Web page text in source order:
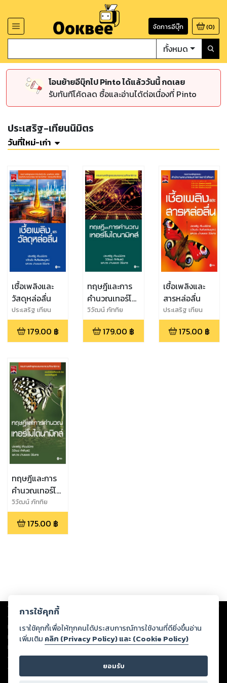
จัดการอีบุ๊ก (0)
ทั้งหมด
โอนย้ายอีบุ๊กไป Pinto ได้แล้ววันนี้ กดเลย
รับทันทีโค้ดลด ซื้อและอ่านได้ต่อเนื่องที่ Pinto
ประเสริฐ-เทียนนิมิตร
วันที่ใหม่-เก่า
เชื้อเพลิงและ
วัสดุหล่อลื่น
ประเสริฐ เทียน
นิมิตร,ขวัญชัย สิน
ทิพย์สมบูรณ์,
ผศ.ดร. ปานเพชร ชิ
179.00 ฿
ทฤษฎีและการ
คำนวณเทอร์โม
ไดนามิกส์
วิวัฒน์ ภัททิย
ธนี,ประเสริฐ เทียน
นิมิตร, ผศ.ดร. ปาน
เพชร ชินินทร
179.00 ฿
เชื้อเพลิงและ
สารหล่อลื่น
ประเสริฐ เทียน
นิมิตร
175.00 ฿
ทฤษฎีและการ
คำนวณเทอร์โม
ไดนามิกส์
วิวัฒน์ ภัททิย
ธนี,ประเสริฐ เทียน
นิมิตร175.00 ฿
Copyright © 2026
ต่อผลงานหรือเนื้อหาใดที่อัปโหลดผ่านเว็บไซต์และปรากฏว่าละเมิดสิทธิใน
ทรัพย์สินทางปัญญาของบุคคลอื่นหรือขัดต่อกฎหมายและศีลธรรม ดังนั้น ผู้อ่าน
ทุกท่านโปรดใช้วิจารณญาณในการกลั่นกรองด้วยตนเอง และหากท่านพบว่าส่วน
หนึ่งส่วนใดขัดต่อกฎหมายและศีลธรรม กรุณาแจ้งมายังบริษัท เพื่อทีมงานจะได้
ดำเนินการในทันที ทั้งนี้ ทางสตอรี่ล็อกขอสงวนลิขสิทธิ์ตามพระราชบัญญัติ
ลิขสิทธิ์ พ.ศ. 2537 (ฉบับล่าสุด)
การใช้คุกกี้
เราใช้คุกกี้เพื่อให้ทุกคนได้ประสบการณ์การใช้งานที่ดียิ่งขึ้นอ่าน
เพิ่มเติม คลิก (Privacy Policy) และ (Cookie Policy)
ยอมรับ